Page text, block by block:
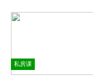
私房课